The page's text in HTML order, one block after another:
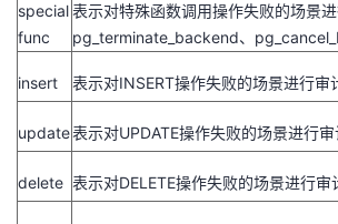
special
func
表示对特殊函数调用操作失败的场景进
pg_terminate_backend、
insert 表示对INSERT操作失败的场景进行审
update表示对UPDATE操作失败的场景进行审
delete 表示对DELETE操作失败的场景进行审